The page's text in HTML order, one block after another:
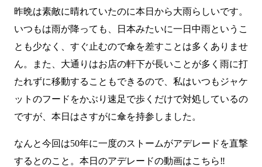
昨晩は素敵に晴れていたのに本日から大雨らしいです。
いつもは雨が降っても、日本みたいに一日中雨というこ
とも少なく、すぐ止むので傘を差すことは多くありませ
ん。また、大通りはお店の軒下が長いことが多く雨に打
たれずに移動することもできるので、私はいつもジャケ
ットのフードをかぶり速足で歩くだけで対処しているの
ですが、本日はさすがに傘を持参しました。
なんと今回は50年に一度のストームがアデレードを直撃
するとのこと。本日のアデレードの動画はこちら‼